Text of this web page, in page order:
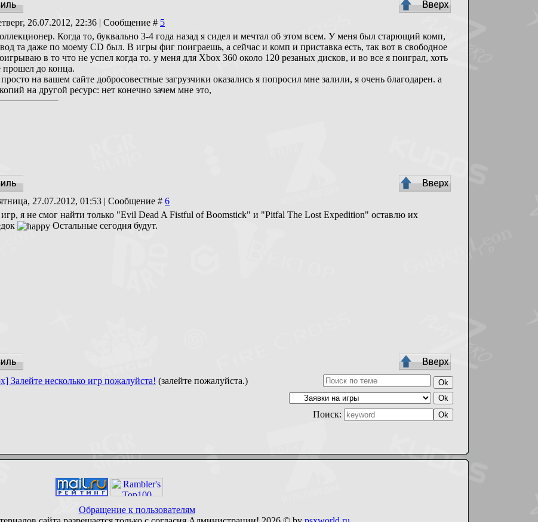
26.07.2012, 22:36 | Сообщение # 5
Когда то, буквально 3-4 года назад я сидел и мечтал об этом всем. У меня был старющий комп,
та даже по моему CD был. В игры фиг поиграешь, а сейчас и комп и приставка есть, так вот в свободное
в то что не успел когда то. у меня для Xbox 360 около 120 резаных дисков, и во все я поиграл, хоть
прошел до конца.
на вашем сайте добросовестные загрузчики оказались я попросил мне залили, я очень благодарен. а
на другой ресурс: нет конечно зачем мне это,
27.07.2012, 01:53 | Сообщение # 6
я не смог найти только "Evil Dead A Fistful of Boomstick" и "Pitfal The Lost Expedition" оставлю их
Остальные сегодня будут.
Залейте несколько игр пожалуйста! (залейте пожалуйста.)
Поиск:
Обращение к пользователям